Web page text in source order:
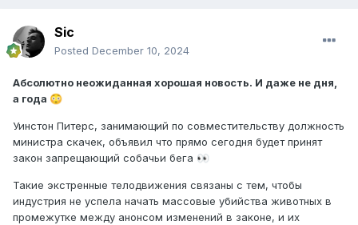
Sic
Posted December 10, 2024
Абсолютно неожиданная хорошая новость. И даже не дня,
а года 😳
Уинстон Питерс, занимающий по совместительству должность
министра скачек, объявил что прямо сегодня будет принят
закон запрещающий собачьи бега 👀
Такие экстренные телодвижения связаны с тем, чтобы
индустрия не успела начать массовые убийства животных в
промежутке между анонсом изменений в законе, и их